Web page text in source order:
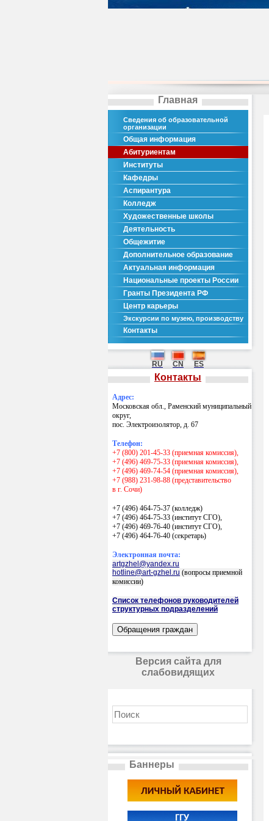
Главная
Сведения об образовательной
организации
Общая информация
Абитуриентам
Институты
Кафедры
Аспирантура
Колледж
Художественные школы
Деятельность
Общежитие
Дополнительное образование
Актуальная информация
Национальные проекты России
Гранты Президента РФ
Центр карьеры
Экскурсии по музею, производству
Контакты
RU CN ES
Контакты
Адрес:
Московская обл., Раменский муниципальный
округ,
пос. Электроизолятор, д. 67
Телефон:
+7 (800) 201-45-33 (приемная комиссия),
+7 (496) 469-75-33 (приемная комиссия),
+7 (496) 469-74-54 (приемная комиссия),
+7 (988) 231-98-88 (представительство
в г. Сочи)
+7 (496) 464-75-37 (колледж)
+7 (496) 464-75-33 (институт СГО),
+7 (496) 469-76-40 (институт СГО),
+7 (496) 464-76-40 (секретарь)
Электронная почта:
artgzhel@yandex.ru
hotline@art-gzhel.ru (вопросы приемной
комиссии)
Список телефонов руководителей
структурных подразделений
Версия сайта для
слабовидящих
Баннеры